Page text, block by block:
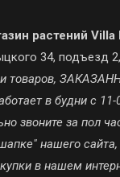
растений Villa
34, подъезд
товаров,
в будни с 11-
звоните за пол
нашего
в нашем